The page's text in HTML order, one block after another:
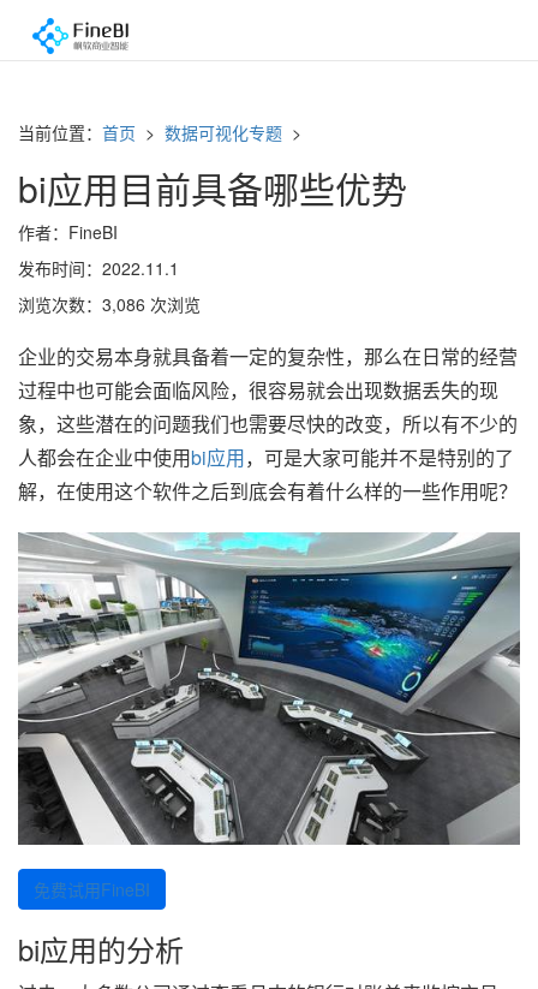
当前位置： 首页 > 数据可视化专题 >
bi应用目前具备哪些优势
作者：FineBI
发布时间：2022.11.1
浏览次数：3,086 次浏览
企业的交易本身就具备着一定的复杂性，那么在日常的经营
过程中也可能会面临风险，很容易就会出现数据丢失的现
象，这些潜在的问题我们也需要尽快的改变，所以有不少的
人都会在企业中使用bi应用，可是大家可能并不是特别的了
解，在使用这个软件之后到底会有着什么样的一些作用呢？
免费试用FineBI
bi应用的分析